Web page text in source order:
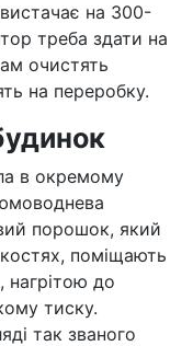
на 300-
треба здати на
очистять
на переробку.
в окремому
порошок, який
поміщають
нагрітою до
тиску.
так званого